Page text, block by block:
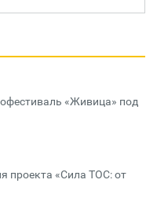
«Живица» под
проекта «Сила ТОС: от